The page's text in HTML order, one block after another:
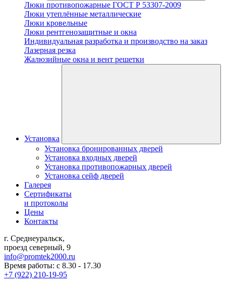
Люки противопожарные ГОСТ Р 53307-2009
Люки утеплённые металлические
Люки кровельные
Люки рентгенозащитные и окна
Индивидуальная разработка и производство на заказ
Лазерная резка
Жалюзийные окна и вент решетки
Установка
Установка бронированных дверей
Установка входных дверей
Установка противопожарных дверей
Установка сейф дверей
Галерея
Сертификаты
и протоколы
Цены
Контакты
г. Среднеуральск,
проезд северный, 9
info@promtek2000.ru
Время работы: с 8.30 - 17.30
+7 (922) 210-19-95